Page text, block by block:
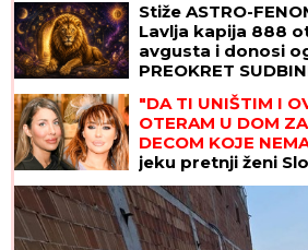
Stiže ASTRO-
Lavlja kapija 888
avgusta i donosi
PREOKRET
RITUAL morate
"DA TI UNIŠTIM I
OTERAM U DOM
DECOM KOJE
jeku pretnji ženi
Ana Nikolić se
ništa!"